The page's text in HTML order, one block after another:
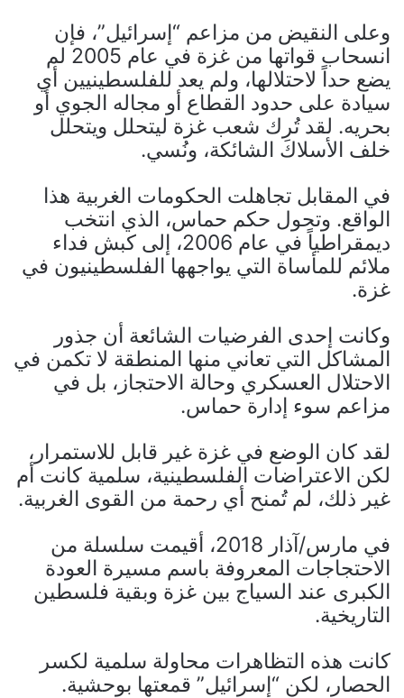
وعلى النقيض من مزاعم “إسرائيل”، فإن
انسحاب قواتها من غزة في عام 2005 لم
يضع حداً لاحتلالها، ولم يعد للفلسطينيين أي
سيادة على حدود القطاع أو مجاله الجوي أو
بحريه. لقد تُرِك شعب غزة ليتحلل ويتحلل
خلف الأسلاك الشائكة، ونُسي.
في المقابل تجاهلت الحكومات الغربية هذا
الواقع. وتحول حكم حماس، الذي انتخب
ديمقراطياً في عام 2006، إلى كبش فداء
ملائم للمأساة التي يواجهها الفلسطينيون في
غزة.
وكانت إحدى الفرضيات الشائعة أن جذور
المشاكل التي تعاني منها المنطقة لا تكمن في
الاحتلال العسكري وحالة الاحتجاز، بل في
مزاعم سوء إدارة حماس.
لقد كان الوضع في غزة غير قابل للاستمرار،
لكن الاعتراضات الفلسطينية، سلمية كانت أم
غير ذلك، لم تُمنح أي رحمة من القوى الغربية.
في مارس/آذار 2018، أقيمت سلسلة من
الاحتجاجات المعروفة باسم مسيرة العودة
الكبرى عند السياج بين غزة وبقية فلسطين
التاريخية.
كانت هذه التظاهرات محاولة سلمية لكسر
الحصار، لكن “إسرائيل” قمعتها بوحشية.